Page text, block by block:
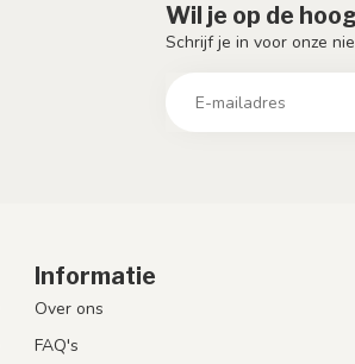
Wil je op de
Schrijf je in voor onze
Informatie
Over ons
FAQ's